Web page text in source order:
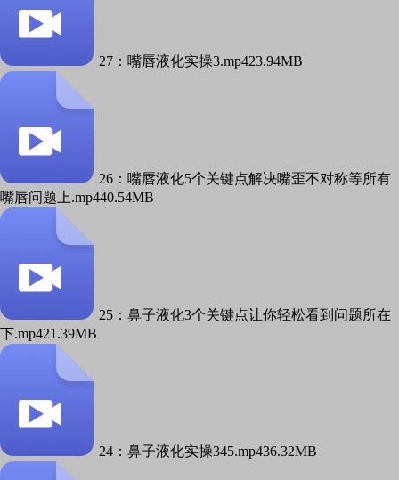
27：嘴唇液化实操3.mp423.94MB
26：嘴唇液化5个关键点解决嘴歪不对称等所有
嘴唇问题上.mp440.54MB
25：鼻子液化3个关键点让你轻松看到问题所在
下.mp421.39MB
24：鼻子液化实操345.mp436.32MB